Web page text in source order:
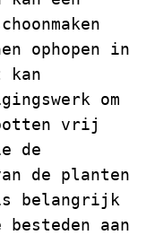
ophopen in
kan
om
vrij
de
de planten
belangrijk
aan